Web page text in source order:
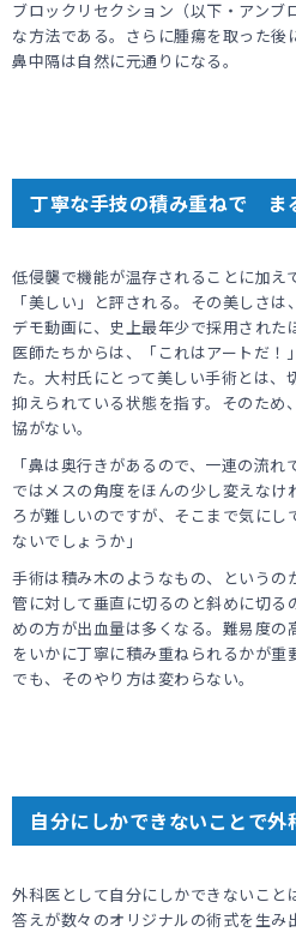
ブロックリセクション（以下・アンブ
な方法である。さらに腫瘍を取った後
鼻中隔は自然に元通りになる。
丁寧な手技の積み重ねで ま
低侵襲で機能が温存されることに加え
「美しい」と評される。その美しさ
デモ動画に、史上最年少で採用された
医師たちからは、「これはアートだ！
た。大村氏にとって美しい手術とは、
抑えられている状態を指す。そのため
協がない。
「鼻は奥行きがあるので、一連の流
ではメスの角度をほんの少し変えなけ
ろが難しいのですが、そこまで気にし
ないでしょうか」
手術は積み木のようなもの、というの
管に対して垂直に切るのと斜めに切る
めの方が出血量は多くなる。難易度の
をいかに丁寧に積み重ねられるかが
でも、そのやり方は変わらない。
自分にしかできないことで外
外科医として自分にしかできないこと
答えが数々のオリジナルの術式を生み